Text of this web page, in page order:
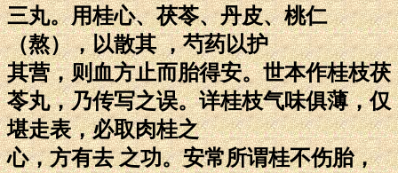
三丸。用桂心、茯苓、丹皮、桃仁
（熬），以散其 ，芍药以护
其营，则血方止而胎得安。世本作桂枝茯
苓丸，乃传写之误。详桂枝气味俱薄，仅
堪走表，必取肉桂之
心，方有去 之功。安常所谓桂不伤胎，